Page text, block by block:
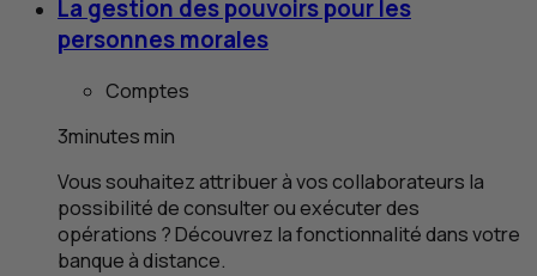
La gestion des pouvoirs pour les
personnes morales
Comptes
3minutesmin
Vous souhaitez attribuer à vos collaborateurs la
possibilité de consulter ou exécuter des
opérations ? Découvrez la fonctionnalité dans votre
banque à distance.